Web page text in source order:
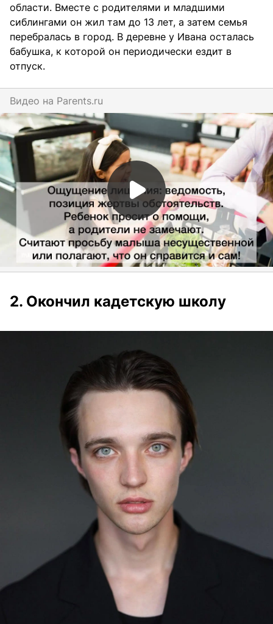
области. Вместе с родителями и младшими
сиблингами он жил там до 13 лет, а затем семья
перебралась в город. В деревне у Ивана осталась
бабушка, к которой он периодически ездит в
отпуск.
Видео на parents.ru
2. Окончил кадетскую школу